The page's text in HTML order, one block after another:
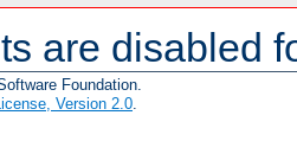
are disabled
Foundation.
Version 2.0.